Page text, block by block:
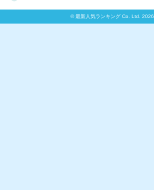
© 最新人気ランキング Co. Ltd. 2026